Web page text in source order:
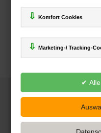
Komfort Cookies
Marketing-/ Tracking-
Deutsche-
www.deutsche-
Powered by Inooga